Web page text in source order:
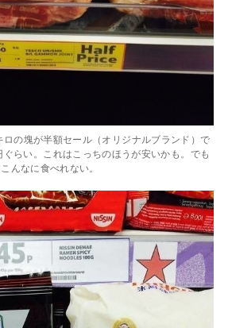
の塊が半額セール（オリジナルブランド）で
らい。これはこっちのほうが安いかも。でも
こんなに食べれない。